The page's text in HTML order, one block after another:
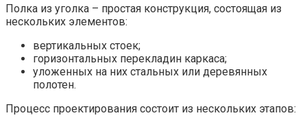
Полка из уголка – простая конструкция, состоящая из
нескольких элементов:
вертикальных стоек;
горизонтальных перекладин каркаса;
уложенных на них стальных или деревянных
полотен.
Процесс проектирования состоит из нескольких этапов: